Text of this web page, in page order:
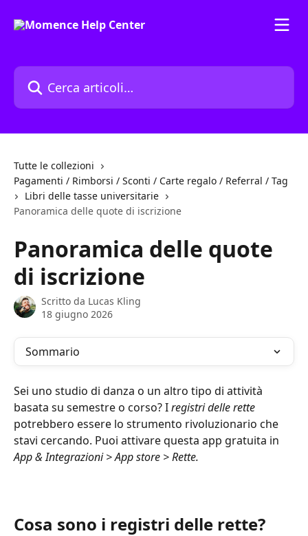
Cerca articoli…
Tutte le collezioni
Pagamenti / Rimborsi / Sconti / Carte regalo / Referral / Tag
Libri delle tasse universitarie
Panoramica delle quote di iscrizione
Panoramica delle quote
di iscrizione
Scritto da Lucas Kling
18 giugno 2026
Sommario
Sei uno studio di danza o un altro tipo di attività
basata su semestre o corso? I registri delle rette
potrebbero essere lo strumento rivoluzionario che
stavi cercando. Puoi attivare questa app gratuita in
App & Integrazioni > App store > Rette.
Cosa sono i registri delle rette?